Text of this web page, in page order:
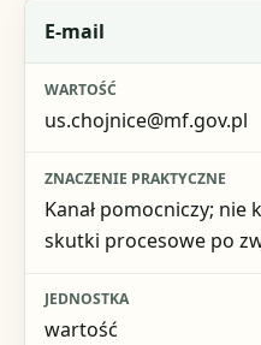
E-mail
us.chojnice@mf.gov.pl
Kanał pomocniczy; nie
skutki procesowe po
wartość